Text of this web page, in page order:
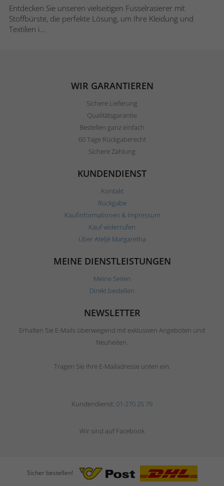
Entdecken Sie unseren vielseitigen Fusselrasierer mit
Stoffbürste, die perfekte Lösung, um Ihre Kleidung und
Textilien i...
WIR GARANTIEREN
Sichere Lieferung
Qualitätsgarantie
Bestellen ganz einfach
60 Tage Rückgaberecht
Sichere Zahlung
KUNDENDIENST
Kontakt
Rückgabe
Kaufinformationen & Impressum
Kauf widerrufen
Über Ateljé Margaretha
MEINE DIENSTLEISTUNGEN
Meine Seiten
Direkt bestellen
NEWSLETTER
Erhalten Sie E-Mails überwiegend mit exklusiven Angeboten und
Neuheiten.
Tragen Sie Ihre E-Mailadresse unten ein.
Kundendienst: 01-270 25 79
Wir sind auf Facebook
Sicher bestellen!